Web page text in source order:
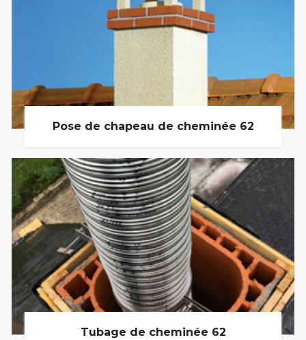
Pose de chapeau de cheminée 62
Tubage de cheminée 62